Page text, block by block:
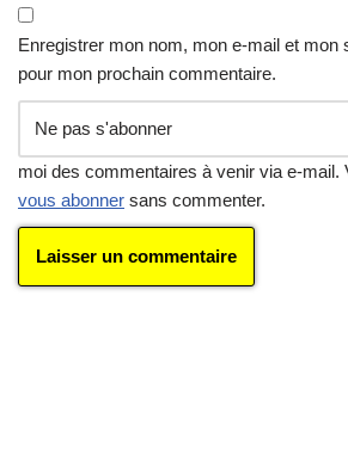
Enregistrer mon nom, mon e-mail et mon
pour mon prochain commentaire.
moi des commentaires à venir via e-mail.
vous abonner sans commenter.